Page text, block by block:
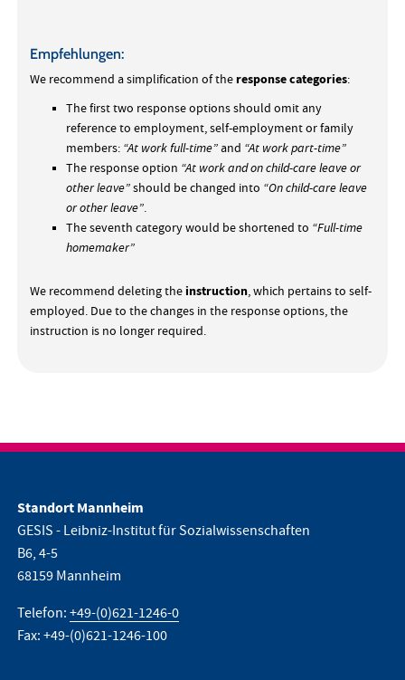
Empfehlungen:
We recommend a simplification of the response categories:
The first two response options should omit any
reference to employment, self-employment or family
members: “At work full-time” and “At work part-time”
The response option “At work and on child-care leave or
other leave”should be changed into “On child-care leave
or other leave”.
The seventh category would be shortened to “Full-time
homemaker”
We recommend deleting theinstruction, which pertains to self-
employed. Due to the changes in the response options, the
instruction is no longer required.
Standort Mannheim
GESIS - Leibniz-Institut für Sozialwissenschaften
B6, 4-5
68159 Mannheim
Telefon:+49-(0)621-1246-0
Fax: +49-(0)621-1246-100